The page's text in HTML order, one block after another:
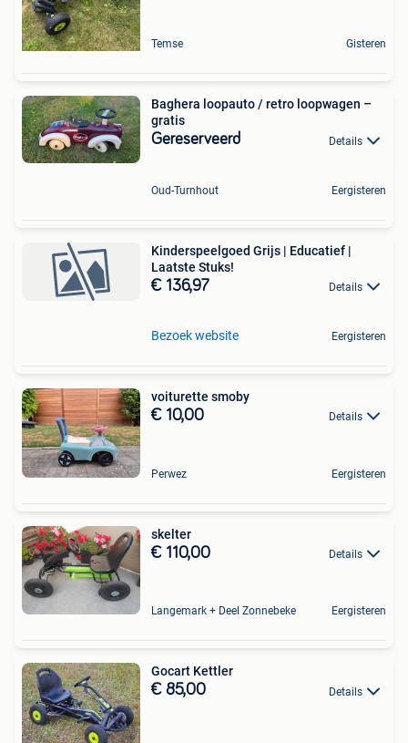
Temse Gisteren
Baghera loopauto / retro loopwagen –
gratis
Gereserveerd Details
Oud-Turnhout Eergisteren
Kinderspeelgoed Grijs | Educatief |
Laatste Stuks!
€ 136,97 Details
Bezoek website Eergisteren
voiturette smoby
€ 10,00 Details
Perwez Eergisteren
skelter
€ 110,00 Details
Langemark + Deel Zonnebeke Eergisteren
Gocart Kettler
€ 85,00 Details